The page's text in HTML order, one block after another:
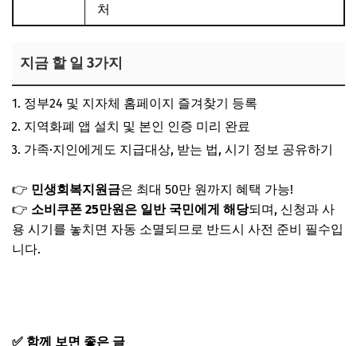
처
지금 할 일 3가지
정부24 및 지자체 홈페이지 즐겨찾기 등록
지역화폐 앱 설치 및 본인 인증 미리 완료
가족·지인에게도 지급대상, 받는 법, 시기 정보 공유하기
👉 민생회복지원금은 최대 50만 원까지 혜택 가능!
👉 소비쿠폰 25만원은 일반 국민에게 해당되며, 신청과 사
용 시기를 놓치면 자동 소멸되므로 반드시 사전 준비 필수입
니다.
✅ 함께 보면 좋은 글